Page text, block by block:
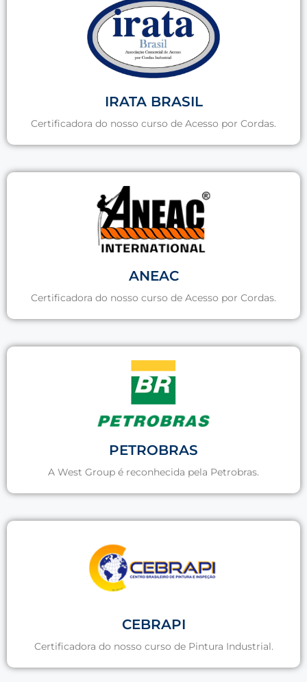
IRATA BRASIL
Certificadora do nosso curso de Acesso por Cordas.
ANEAC
Certificadora do nosso curso de Acesso por Cordas.
PETROBRAS
A West Group é reconhecida pela Petrobras.
CEBRAPI
Certificadora do nosso curso de Pintura Industrial.